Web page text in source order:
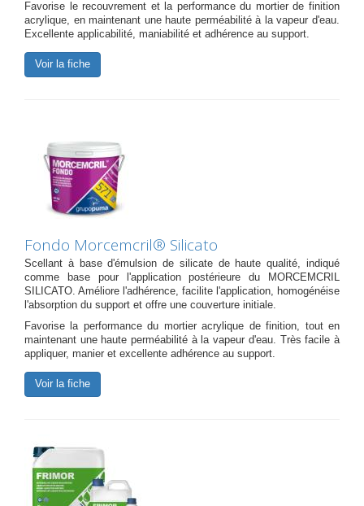
Favorise le recouvrement et la performance du mortier de finition
acrylique, en maintenant une haute perméabilité à la vapeur d'eau.
Excellente applicabilité, maniabilité et adhérence au support.
Voir la fiche
Fondo Morcemcril® Silicato
Scellant à base d'émulsion de silicate de haute qualité, indiqué
comme base pour l'application postérieure du MORCEMCRIL
SILICATO. Améliore l'adhérence, facilite l'application, homogénéise
l'absorption du support et offre une couverture initiale.
Favorise la performance du mortier acrylique de finition, tout en
maintenant une haute perméabilité à la vapeur d'eau. Très facile à
appliquer, manier et excellente adhérence au support.
Voir la fiche